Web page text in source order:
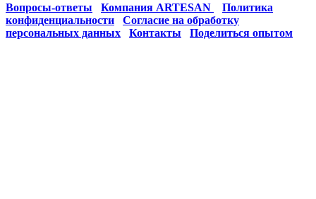
Вопросы-ответы Компания ARTESAN
Политика
конфиденциальности
Согласие на обработку
персональных данных
Контакты Поделиться опытом